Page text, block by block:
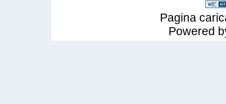
Pagina
Powered